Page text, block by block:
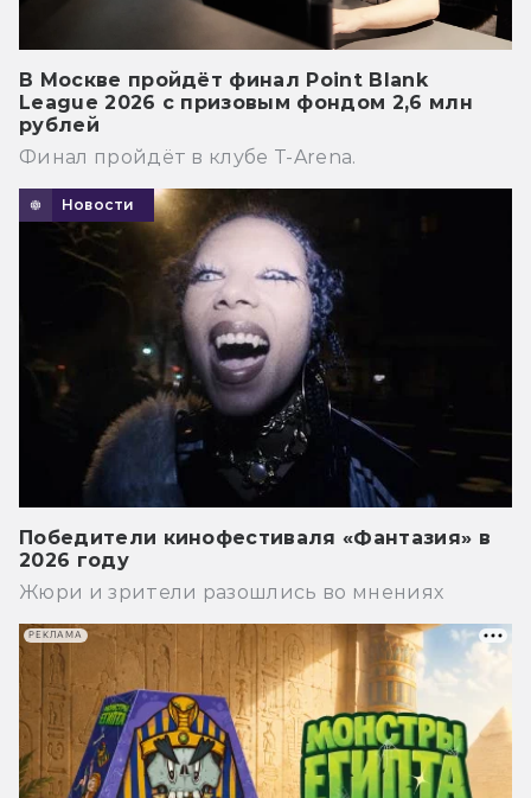
В Москве пройдёт финал Point Blank
League 2026 с призовым фондом 2,6 млн
рублей
Финал пройдёт в клубе T-Arena.
Новости
Победители кинофестиваля «Фантазия» в
2026 году
Жюри и зрители разошлись во мнениях
РЕКЛАМА